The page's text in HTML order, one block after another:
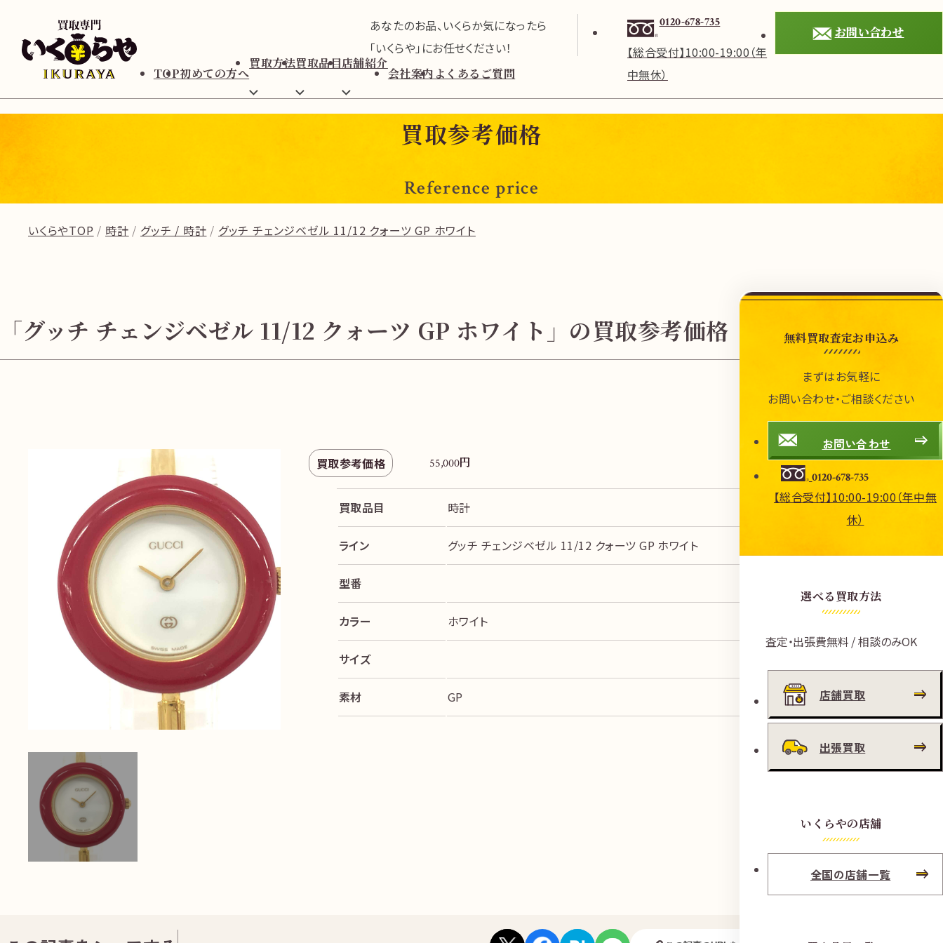
あなたのお品、いくらか気になったら
「いくらや」にお任せください！
0120-678-735
【総合受付】10:00-19:00（年
中無休）
お問い合わせ
TOP初めての方へ
買取方法買取品目店舗紹介
会社案内 よくあるご質問
買取参考価格
Reference price
いくらやTOP 時計 グッチ / 時計 グッチ チェンジベゼル 11/12 クォーツ GP ホワイト
「グッチ チェンジベゼル 11/12 クォーツ GP ホワイト」の買取参考価格
買取参考価格 55,000円
買取品目 時計
ライン グッチ チェンジベゼル 11/12 クォーツ GP ホワイト
型番
カラー ホワイト
サイズ
素材 GP
無料買取査定お申込み
まずはお気軽に
お問い合わせ・ご相談ください
お問い合わせ
0120-678-735
【総合受付】10:00-19:00（年中無
休）
選べる買取方法
査定・出張費無料 / 相談のみOK
店舗買取
出張買取
いくらやの店舗
全国の店舗一覧